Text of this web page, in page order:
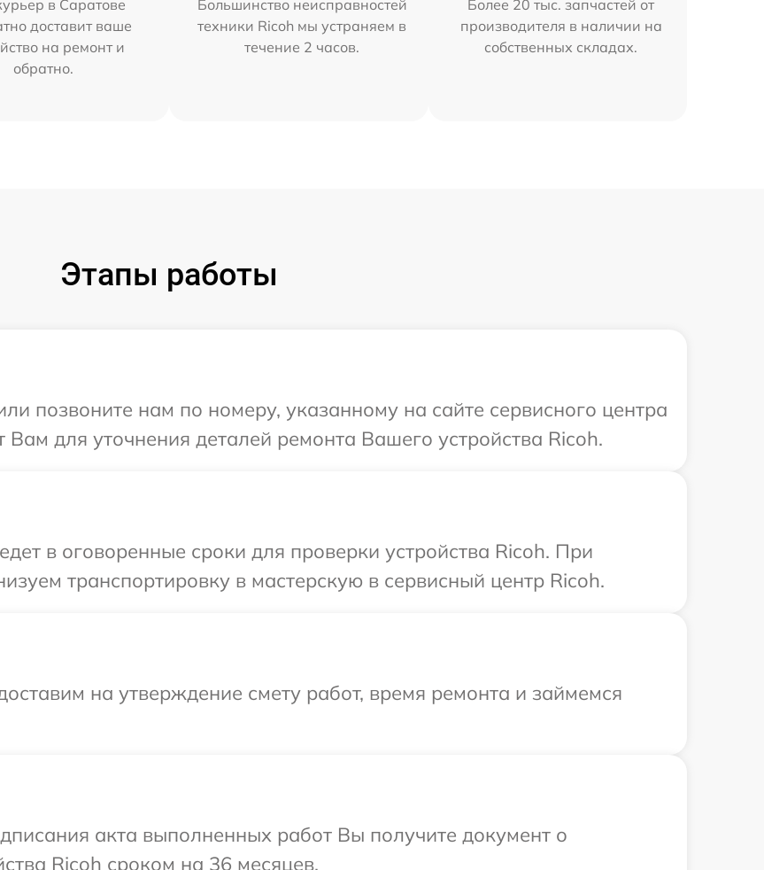
в Саратове
доставит ваше
на ремонт и
обратно.
Большинство неисправностей
техники Ricoh мы устраняем в
течение 2 часов.
Более 20 тыс. запчастей от
производителя в наличии на
собственных складах.
Этапы работы
позвоните нам по номеру, указанному на сайте сервисного центра
Вам для уточнения деталей ремонта Вашего устройства Ricoh.
в оговоренные сроки для проверки устройства Ricoh. При
транспортировку в мастерскую в сервисный центр Ricoh.
на утверждение смету работ, время ремонта и займемся
акта выполненных работ Вы получите документ о
Ricoh сроком на 36 месяцев.